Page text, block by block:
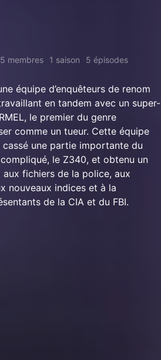
membres 1 saison 5 épisodes
équipe d’enquêteurs de renom
en tandem avec un super-
le premier du genre
comme un tueur. Cette équipe
une partie importante du
le Z340, et obtenu un
fichiers de la police, aux
nouveaux indices et à la
de la CIA et du FBI.